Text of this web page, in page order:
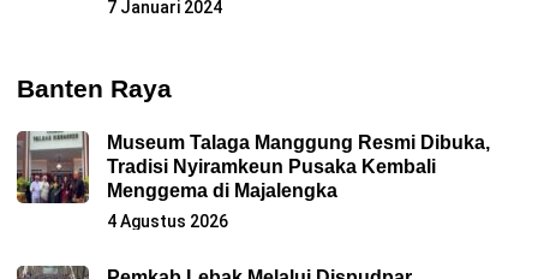
7 Januari 2024
Banten Raya
Museum Talaga Manggung Resmi Dibuka,
Tradisi Nyiramkeun Pusaka Kembali
Menggema di Majalengka
4 Agustus 2026